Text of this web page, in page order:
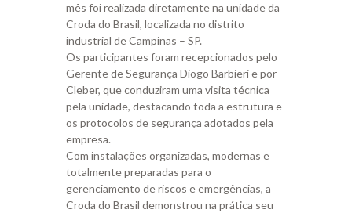
mês foi realizada diretamente na unidade da
Croda do Brasil, localizada no distrito
industrial de Campinas – SP.
Os participantes foram recepcionados pelo
Gerente de Segurança Diogo Barbieri e por
Cleber, que conduziram uma visita técnica
pela unidade, destacando toda a estrutura e
os protocolos de segurança adotados pela
empresa.
Com instalações organizadas, modernas e
totalmente preparadas para o
gerenciamento de riscos e emergências, a
Croda do Brasil demonstrou na prática seu